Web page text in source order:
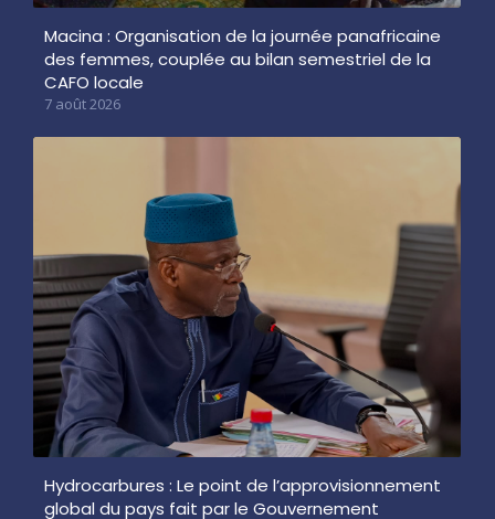
Macina : Organisation de la journée panafricaine
des femmes, couplée au bilan semestriel de la
CAFO locale
7 août 2026
Hydrocarbures : Le point de l’approvisionnement
global du pays fait par le Gouvernement